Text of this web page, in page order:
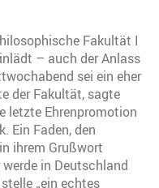
Fakultät I
– auch der Anlass
sei ein eher
der Fakultät, sagte
letzte Ehrenpromotion
Ein Faden, den
ihrem Grußwort
in Deutschland
„ein echtes